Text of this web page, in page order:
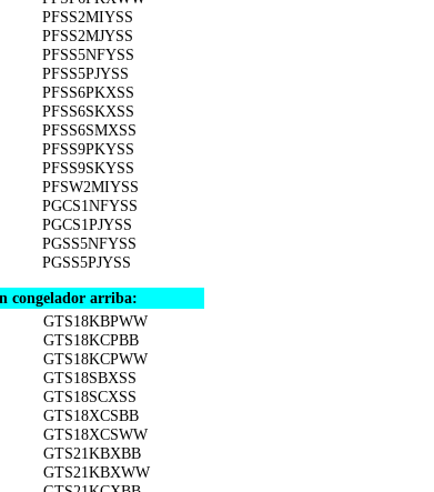
PFSS2MIYSS
PFSS2MJYSS
PFSS5NFYSS
PFSS5PJYSS
PFSS6PKXSS
PFSS6SKXSS
PFSS6SMXSS
PFSS9PKYSS
PFSS9SKYSS
PFSW2MIYSS
PGCS1NFYSS
PGCS1PJYSS
PGSS5NFYSS
PGSS5PJYSS
congelador arriba:
GTS18KBPWW
GTS18KCPBB
GTS18KCPWW
GTS18SBXSS
GTS18SCXSS
GTS18XCSBB
GTS18XCSWW
GTS21KBXBB
GTS21KBXWW